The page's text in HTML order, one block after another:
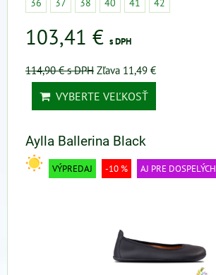
36 37 38 40 41 42
103,41 € s DPH
114,90 €s DPH Zľava 11,49 €
VYBERTE VEĽKOSŤ
Aylla Ballerina Black
VÝPREDAJ -10 % AJ PRE DOSPELÝCH